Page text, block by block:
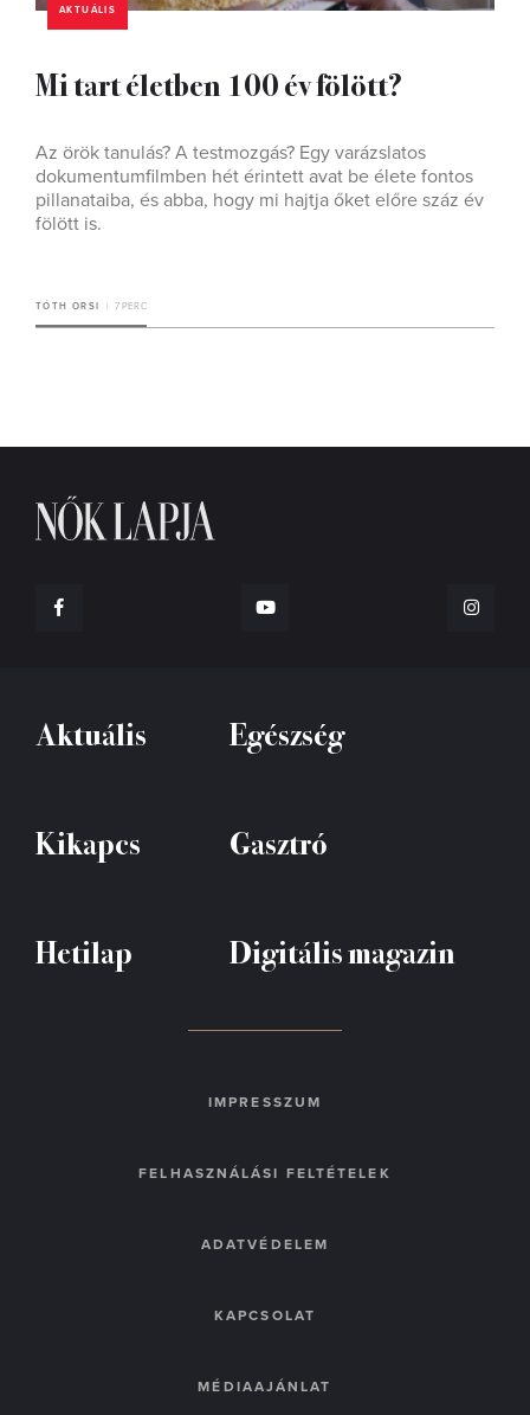
AKTUÁLIS
Mi tart életben 100 év fölött?
Az örök tanulás? A testmozgás? Egy varázslatos
dokumentumfilmben hét érintett avat be élete fontos
pillanataiba, és abba, hogy mi hajtja őket előre száz év
fölött is.
TÓTH ORSI 7 PERC
Aktuális Egészség
Kikapcs Gasztró
Hetilap Digitális magazin
IMPRESSZUM
FELHASZNÁLÁSI FELTÉTELEK
ADATVÉDELEM
KAPCSOLAT
MÉDIAAJÁNLAT